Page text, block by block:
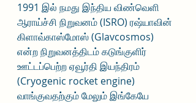
1991 இல் நமது இந்திய விண்வெளி
ஆராய்ச்சி நிறுவனம் (ISRO) ரஷ்யாவின்
கிளாவ்காஸ்மோஸ் (Glavcosmos)
என்ற நிறுவனத்திடம் கடுங்குளிர்
ஊட்டப்பெற்ற ஏவூர்தி இயந்திரம்
(Cryogenic rocket engine)
வாங்குவதற்கும் மேலும் இங்கேயே